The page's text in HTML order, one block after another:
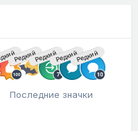
РедкийРедкийРедкийРедкий
Последние значки